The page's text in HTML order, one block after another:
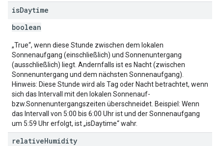
isDaytime
boolean
„True“, wenn diese Stunde zwischen dem lokalen
Sonnenaufgang (einschließlich) und Sonnenuntergang
(ausschließlich) liegt. Andernfalls ist es Nacht (zwischen
Sonnenuntergang und dem nächsten Sonnenaufgang).
Hinweis: Diese Stunde wird als Tag oder Nacht betrachtet, wenn
sich das Intervall mit den lokalen Sonnenauf-
bzw.Sonnenuntergangszeiten überschneidet. Beispiel: Wenn
das Intervall von 5:00 bis 6:00 Uhr ist und der Sonnenaufgang
um 5:59 Uhr erfolgt, ist „isDaytime“ wahr.
relativeHumidity